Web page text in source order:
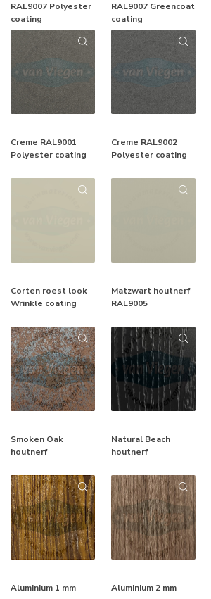
RAL9007 Polyester
coating
RAL9007 Greencoat
coating
Creme RAL9001
Polyester coating
Creme RAL9002
Polyester coating
Corten roest look
Wrinkle coating
Matzwart houtnerf
RAL9005
Smoken Oak
houtnerf
Natural Beach
houtnerf
Aluminium 1 mm Aluminium 2 mm